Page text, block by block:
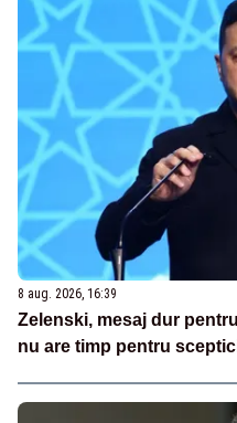
8 aug. 2026, 16:39
Zelenski, mesaj dur
nu are timp pentru